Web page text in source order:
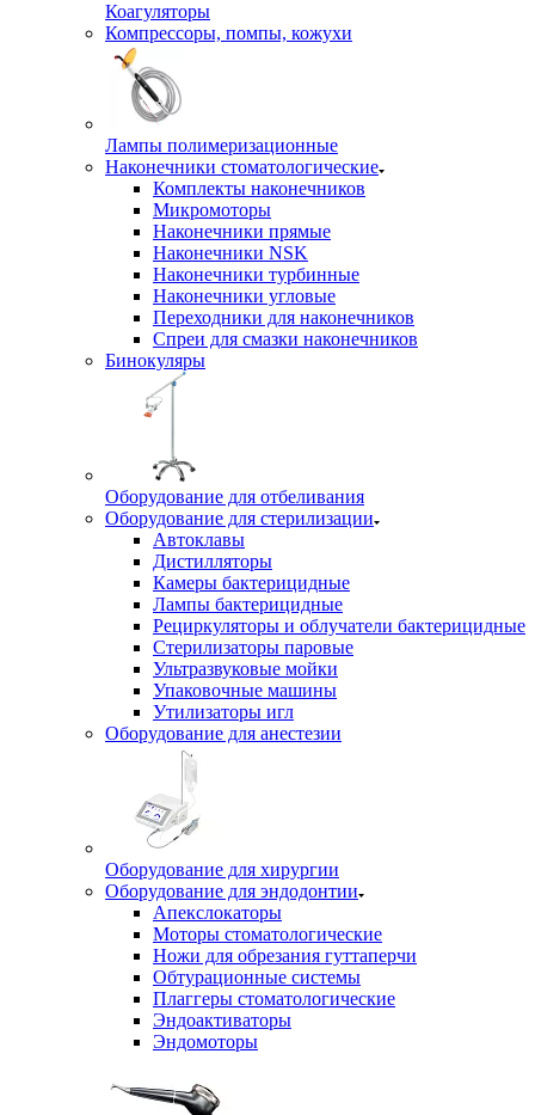
Коагуляторы
Компрессоры, помпы, кожухи
Лампы полимеризационные
Наконечники стоматологические
Комплекты наконечников
Микромоторы
Наконечники прямые
Наконечники NSK
Наконечники турбинные
Наконечники угловые
Переходники для наконечников
Спреи для смазки наконечников
Бинокуляры
Оборудование для отбеливания
Оборудование для стерилизации
Автоклавы
Дистилляторы
Камеры бактерицидные
Лампы бактерицидные
Рециркуляторы и облучатели бактерицидные
Стерилизаторы паровые
Ультразвуковые мойки
Упаковочные машины
Утилизаторы игл
Оборудование для анестезии
Оборудование для хирургии
Оборудование для эндодонтии
Апекслокаторы
Моторы стоматологические
Ножи для обрезания гуттаперчи
Обтурационные системы
Плаггеры стоматологические
Эндоактиваторы
Эндомоторы